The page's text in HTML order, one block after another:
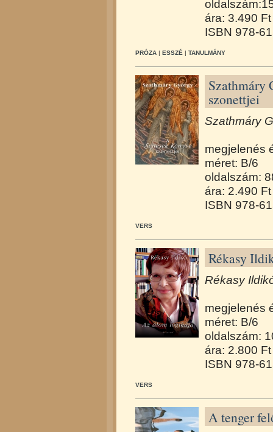
ára: 3.490 Ft
ISBN 978-
PRÓZA | ESSZÉ | TANULMÁNY
Szathmáry
szonettjei
Szathmáry
megjelenés
méret: B/6
oldalszám:
ára: 2.490 Ft
ISBN 978-
VERS
Rékasy
Rékasy
megjelenés
méret: B/6
oldalszám:
ára: 2.800 Ft
ISBN 978-
VERS
A tenger